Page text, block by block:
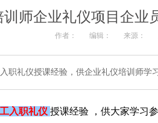
训师企业礼仪项目企业
作者： 编辑： 来源：
职礼仪授课经验，供企业礼仪培训师
入职礼仪 授课经验 ，供大家学习